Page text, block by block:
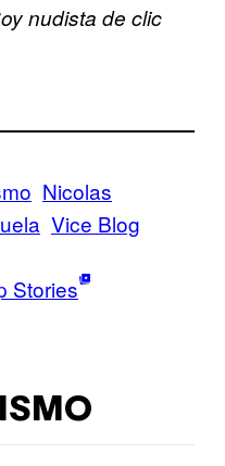
nudista de clic
Nicolas
Vice Blog
Stories